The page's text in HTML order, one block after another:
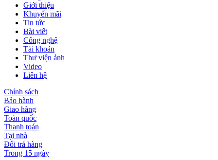
Giới thiệu
Khuyến mãi
Tin tức
Bài viết
Công nghệ
Tài khoản
Thư viện ảnh
Video
Liên hệ
Chính sách
Bảo hành
Giao hàng
Toàn quốc
Thanh toán
Tại nhà
Đổi trả hàng
Trong 15 ngày